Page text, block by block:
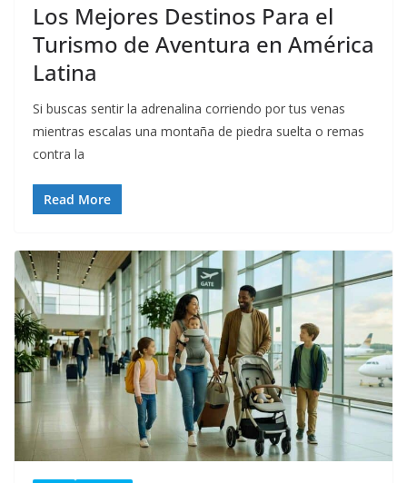
Los Mejores Destinos Para el
Turismo de Aventura en América
Latina
Si buscas sentir la adrenalina corriendo por tus venas
mientras escalas una montaña de piedra suelta o remas
contra la
Read More